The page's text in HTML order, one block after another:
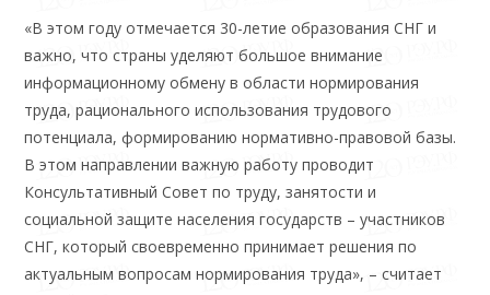
«В этом году отмечается 30-летие образования СНГ и
важно, что страны уделяют большое внимание
информационному обмену в области нормирования
труда, рационального использования трудового
потенциала, формированию нормативно-правовой базы.
В этом направлении важную работу проводит
Консультативный Совет по труду, занятости и
социальной защите населения государств – участников
СНГ, который своевременно принимает решения по
актуальным вопросам нормирования труда», – считает